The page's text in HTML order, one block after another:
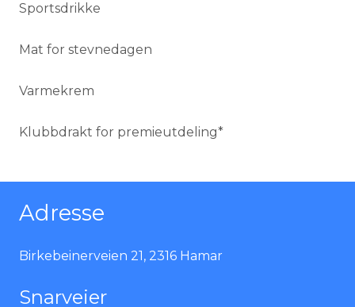
Sportsdrikke
Mat for stevnedagen
Varmekrem
Klubbdrakt for premieutdeling*
Adresse
Birkebeinerveien 21, 2316 Hamar
Snarveier